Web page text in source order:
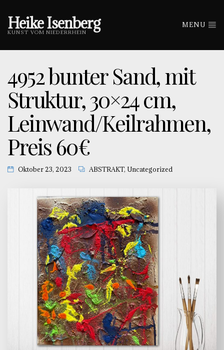
Heike Isenberg
KUNST VOM NIEDERRHEIN
MENU
4952 bunter Sand, mit
Struktur, 30×24 cm,
Leinwand/Keilrahmen,
Preis 60€
Oktober 23, 2023 ABSTRAKT, Uncategorized